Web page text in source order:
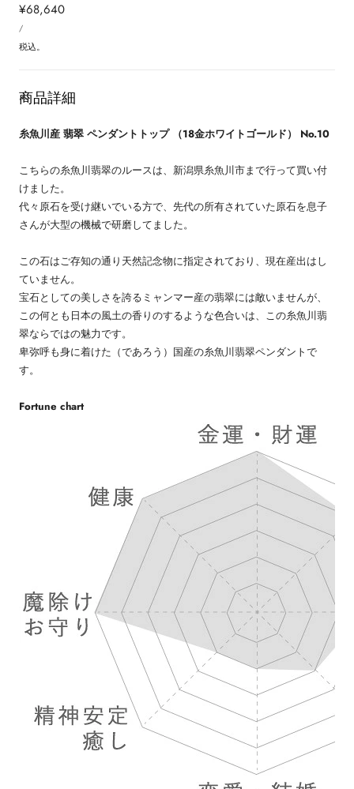
通
常
価
¥68,640
単
価/あ
り
税込。
商品詳細
糸魚川産 翡翠 ペンダントトップ （18金ホワイトゴールド） No.10
こちらの糸魚川翡翠のルースは、新潟県糸魚川市まで行って買い付
けました。
代々原石を受け継いでいる方で、先代の所有されていた原石を息子
さんが大型の機械で研磨してました。
この石はご存知の通り天然記念物に指定されており、現在産出はし
ていません。
宝石としての美しさを誇るミャンマー産の翡翠には敵いませんが、
この何とも日本の風土の香りのするような色合いは、この糸魚川翡
翠ならではの魅力です。
卑弥呼も身に着けた（であろう）国産の糸魚川翡翠ペンダントで
す。
Fortune chart